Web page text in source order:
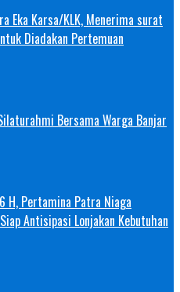
Eka Karsa/KLK, Menerima surat
Diadakan Pertemuan
Bersama Warga Banjar
H, Pertamina Patra Niaga
Antisipasi Lonjakan Kebutuhan